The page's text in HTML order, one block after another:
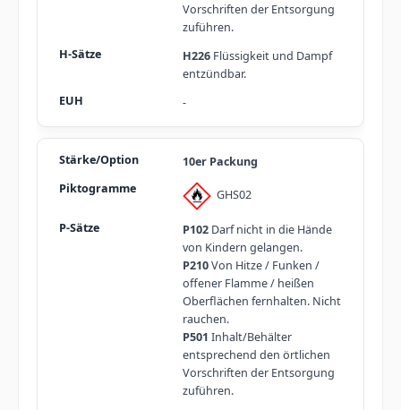
Vorschriften der Entsorgung
zuführen.
H226Flüssigkeit und Dampf
entzündbar.
-
10er Packung
GHS02
P102Darf nicht in die Hände
von Kindern gelangen.
P210Von Hitze / Funken /
offener Flamme / heißen
Oberflächen fernhalten. Nicht
rauchen.
P501 Inhalt/Behälter
entsprechend den örtlichen
Vorschriften der Entsorgung
zuführen.